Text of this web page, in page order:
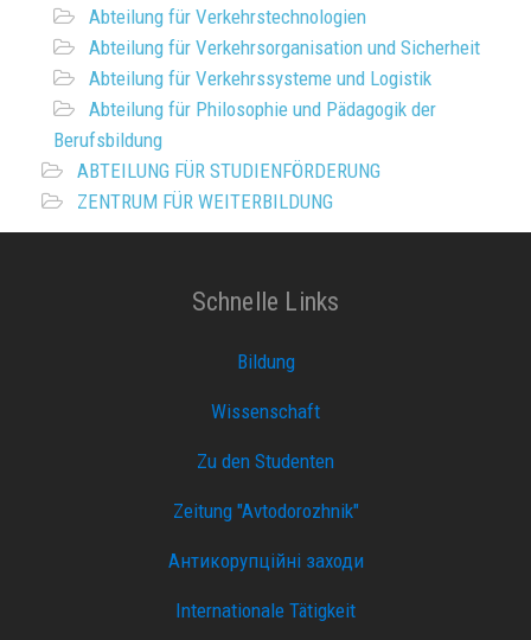
Abteilung für Verkehrstechnologien
Abteilung für Verkehrsorganisation und Sicherheit
Abteilung für Verkehrssysteme und Logistik
Abteilung für Philosophie und Pädagogik der
Berufsbildung
ABTEILUNG FÜR STUDIENFÖRDERUNG
ZENTRUM FÜR WEITERBILDUNG
Schnelle Links
Bildung
Wissenschaft
Zu den Studenten
Zeitung "Avtodorozhnik"
Антикорупційні заходи
Internationale Tätigkeit